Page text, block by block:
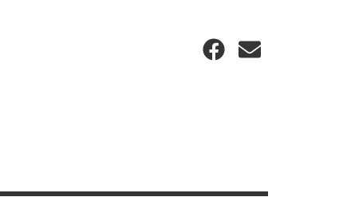
Facebook
Email